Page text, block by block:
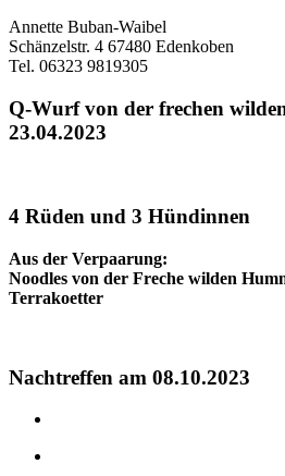
Annette Buban-Waibel
Schänzelstr. 4 67480 Edenkoben
Tel. 06323 9819305
Q-Wurf von der frechen
23.04.2023
4 Rüden und 3 Hündinnen
Aus der Verpaarung:
Noodles von der Freche wilden
Terrakoetter
Nachtreffen am 08.10.2023